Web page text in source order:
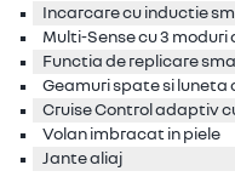
Incarcare cu inductie
Multi-Sense cu 3
Functia de replicare
Geamuri spate si luneta
Cruise Control adaptiv
Volan imbracat in piele
Jante aliaj